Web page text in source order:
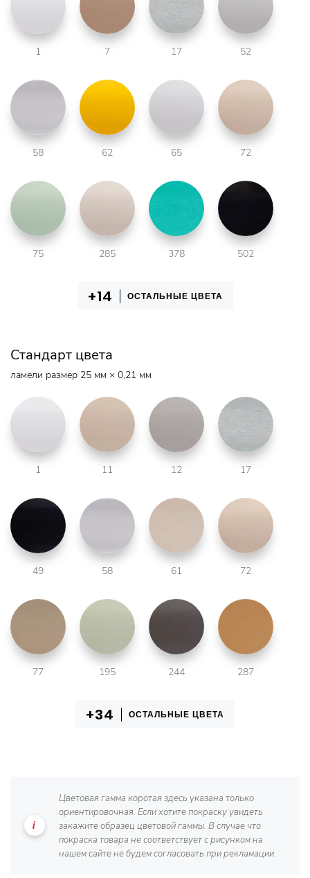
1 7 17 52
58 62 65 72
75 285 378 502
ОСТАЛЬНЫЕ ЦВЕТА
Стандарт цвета
ламели размер 25 мм × 0,21 мм
1 11 12 17
49 58 61 72
77 195 244 287
ОСТАЛЬНЫЕ ЦВЕТА
Цветовая гамма коротая здесь указана только
ориентировочная. Если хотите покраску увидеть
закажите образец цветовой гаммы. В случае что
покраска товара не соответствует с рисунком на
нашем сайте не будем согласовать при рекламации.